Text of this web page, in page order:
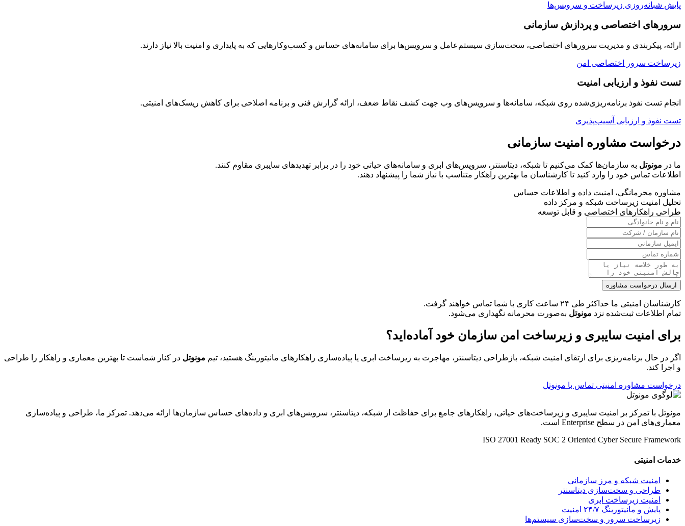
پایش شبانه‌روزی زیرساخت و سرویس‌ها
سرورهای اختصاصی و پردازش سازمانی
ارائه، پیکربندی و مدیریت سرورهای اختصاصی، سخت‌سازی سیستم‌عامل و سرویس‌ها برای سامانه‌های حساس و کسب‌وکارهایی که به پایداری و امنیت بالا نیاز دارند.
زیرساخت سرور اختصاصی امن
تست نفوذ و ارزیابی امنیت
انجام تست نفوذ برنامه‌ریزی‌شده روی شبکه، سامانه‌ها و سرویس‌های وب جهت کشف نقاط ضعف، ارائه گزارش فنی و برنامه اصلاحی برای کاهش ریسک‌های امنیتی.
تست نفوذ و ارزیابی آسیب‌پذیری
درخواست مشاوره امنیت سازمانی
ما در مونوتل به سازمان‌ها کمک می‌کنیم تا شبکه، دیتاسنتر، سرویس‌های ابری و سامانه‌های حیاتی خود را در برابر تهدیدهای سایبری مقاوم کنند.
اطلاعات تماس خود را وارد کنید تا کارشناسان ما بهترین راهکار متناسب با نیاز شما را پیشنهاد دهند.
مشاوره محرمانگی، امنیت داده و اطلاعات حساس
تحلیل امنیت زیرساخت شبکه و مرکز داده
طراحی راهکارهای اختصاصی و قابل توسعه
ارسال درخواست مشاوره
کارشناسان امنیتی ما حداکثر طی ۲۴ ساعت کاری با شما تماس خواهند گرفت.
تمام اطلاعات ثبت‌شده نزد مونوتل به‌صورت محرمانه نگهداری می‌شود.
برای امنیت سایبری و زیرساخت امن سازمان خود آماده‌اید؟
اگر در حال برنامه‌ریزی برای ارتقای امنیت شبکه، بازطراحی دیتاسنتر، مهاجرت به زیرساخت ابری یا پیاده‌سازی راهکارهای مانیتورینگ هستید، تیم مونوتل در کنار شماست تا بهترین معماری و راهکار را طراحی
و اجرا کند.
درخواست مشاوره امنیتی تماس با مونوتل
مونوتل با تمرکز بر امنیت سایبری و زیرساخت‌های حیاتی، راهکارهای جامع برای حفاظت از شبکه، دیتاسنتر، سرویس‌های ابری و داده‌های حساس سازمان‌ها ارائه می‌دهد. تمرکز ما، طراحی و پیاده‌سازی
معماری‌های امن در سطح Enterprise است.
ISO 27001 Ready SOC 2 Oriented Cyber Secure Framework
خدمات امنیتی
امنیت شبکه و مرز سازمانی
طراحی و سخت‌سازی دیتاسنتر
امنیت زیرساخت ابری
پایش و مانیتورینگ ۲۴/۷ امنیت
زیرساخت سرور و سخت‌سازی سیستم‌ها